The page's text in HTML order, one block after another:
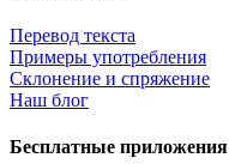
Перевод текста
Примеры употребления
Склонение и спряжение
Наш блог
Бесплатные приложения